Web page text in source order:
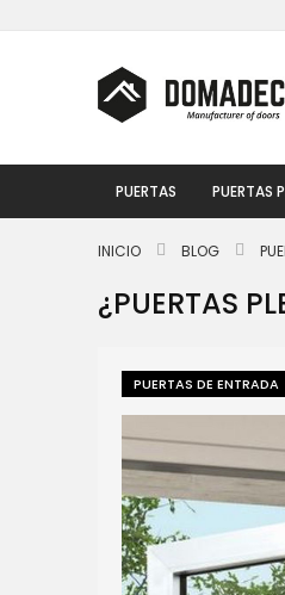
al
PUERTAS PUERTAS
INICIO BLOG
¿PUERTAS
PUERTAS DE ENTRADA